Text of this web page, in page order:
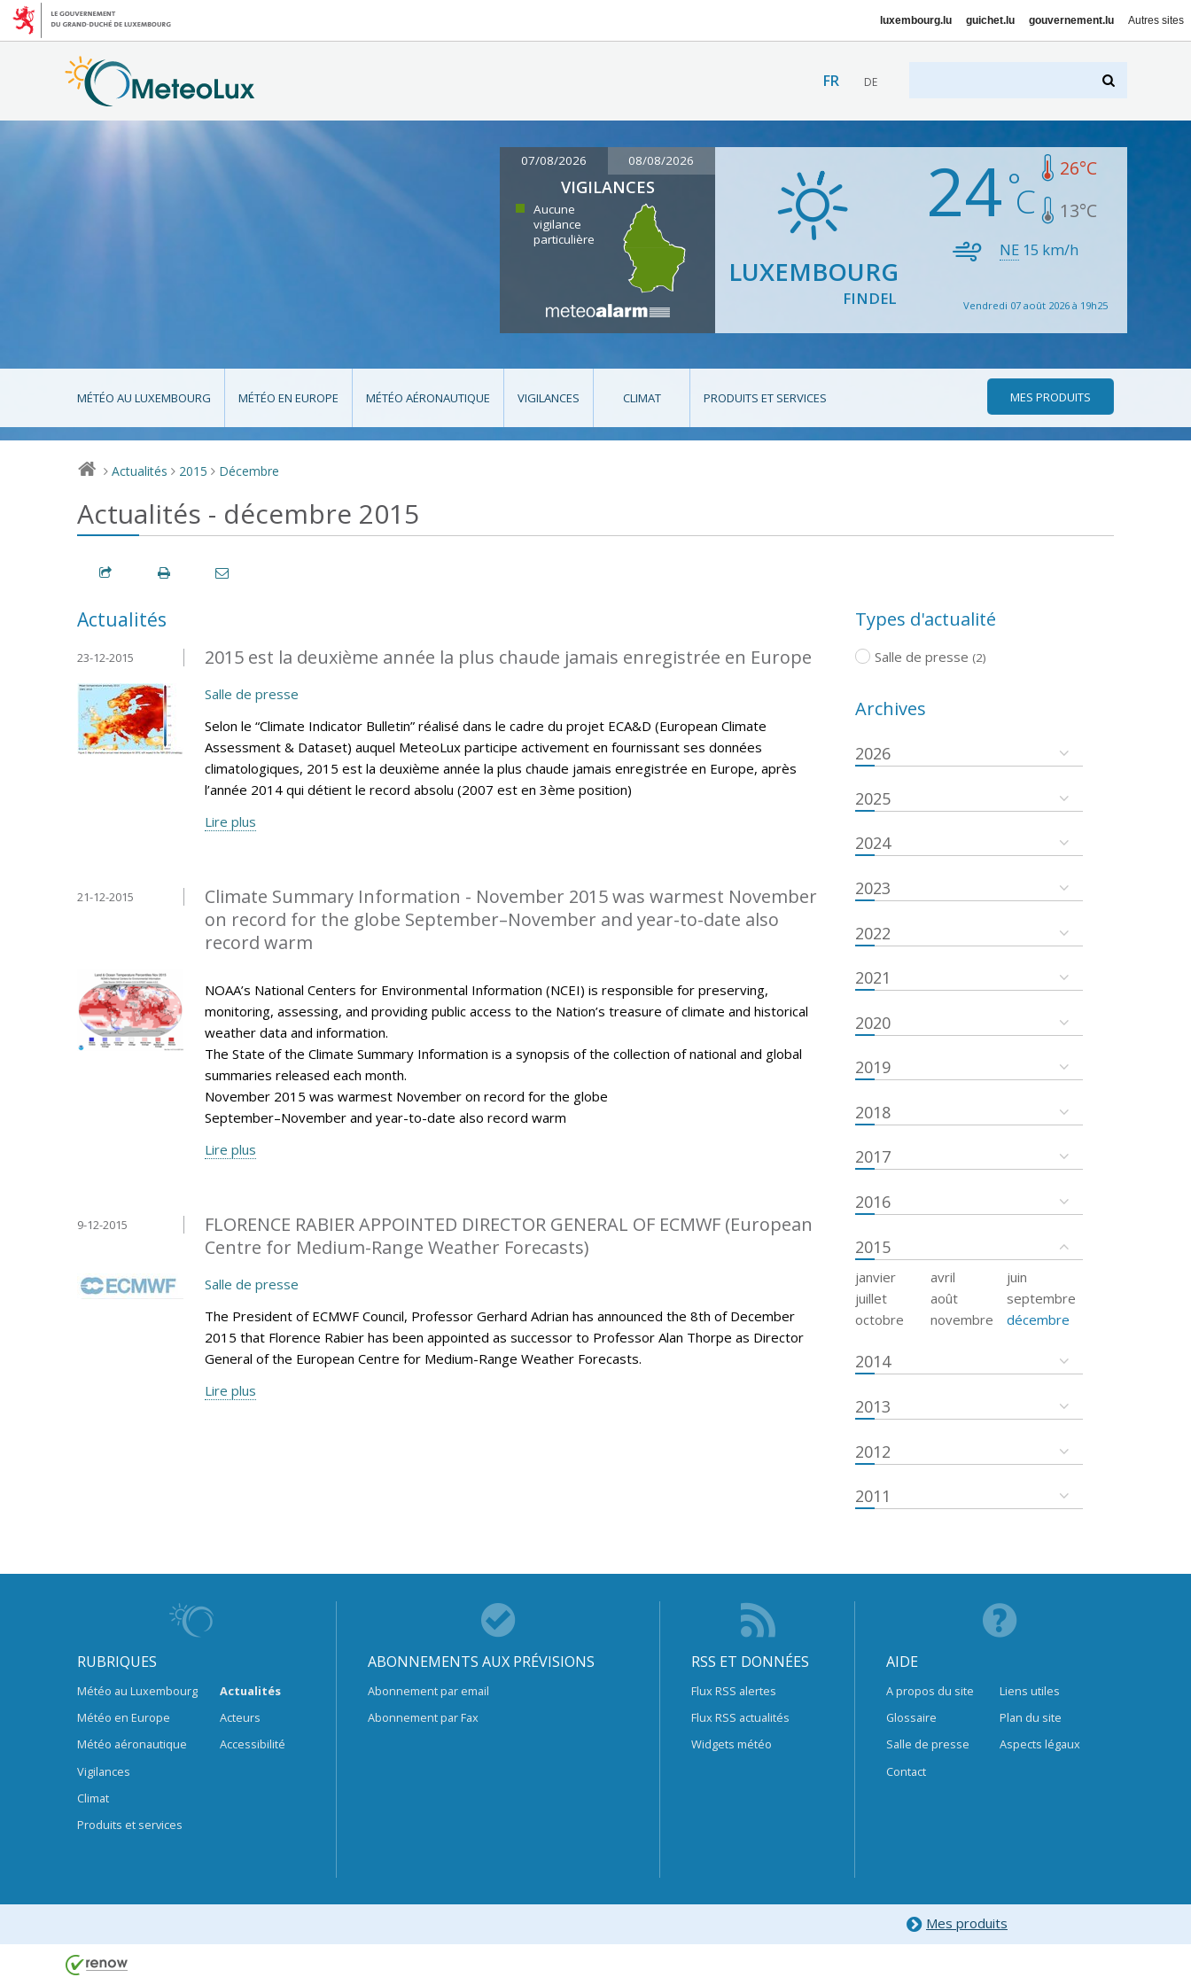
luxembourg.lu guichet.lu gouvernement.lu Autres sites
FR DE
07/08/2026 08/08/2026
VIGILANCES
Aucune
vigilance
particulière
LUXEMBOURG
FINDEL
24 26°C
13°C
NE 15 km/h
Vendredi 07 août 2026 à 19h25
MÉTÉO AU LUXEMBOURG MÉTÉO EN EUROPE MÉTÉO AÉRONAUTIQUE VIGILANCES CLIMAT PRODUITS ET SERVICES MES PRODUITS
> Actualités > 2015 > Décembre
Actualités - décembre 2015
Actualités
2015 est la deuxième année la plus chaude jamais enregistrée en Europe
23-12-2015
Salle de presse
Selon le “Climate Indicator Bulletin” réalisé dans le cadre du projet ECA&D (European Climate
Assessment & Dataset) auquel MeteoLux participe activement en fournissant ses données
climatologiques, 2015 est la deuxième année la plus chaude jamais enregistrée en Europe, après
l’année 2014 qui détient le record absolu (2007 est en 3ème position)
Lire plus
Climate Summary Information - November 2015 was warmest November
on record for the globe September–November and year-to-date also
record warm
21-12-2015
NOAA’s National Centers for Environmental Information (NCEI) is responsible for preserving,
monitoring, assessing, and providing public access to the Nation’s treasure of climate and historical
weather data and information.
The State of the Climate Summary Information is a synopsis of the collection of national and global
summaries released each month.
November 2015 was warmest November on record for the globe
September–November and year-to-date also record warm
Lire plus
FLORENCE RABIER APPOINTED DIRECTOR GENERAL OF ECMWF (European
Centre for Medium-Range Weather Forecasts)
9-12-2015
Salle de presse
The President of ECMWF Council, Professor Gerhard Adrian has announced the 8th of December
2015 that Florence Rabier has been appointed as successor to Professor Alan Thorpe as Director
General of the European Centre for Medium-Range Weather Forecasts.
Lire plus
Types d'actualité
Salle de presse (2)
Archives
2026
2025
2024
2023
2022
2021
2020
2019
2018
2017
2016
2015
janvier avril
juin
juillet
août
septembre
octobre
novembre décembre
2014
2013
2012
2011
RUBRIQUES
Météo au Luxembourg
Météo en Europe
Météo aéronautique
Vigilances
Climat
Produits et services
Actualités
Acteurs
Accessibilité
ABONNEMENTS AUX PRÉVISIONS
Abonnement par email
Abonnement par Fax
RSS ET DONNÉES
Flux RSS alertes
Flux RSS actualités
Widgets météo
AIDE
A propos du site
Glossaire
Salle de presse
Contact
Liens utiles
Plan du site
Aspects légaux
Mes produits